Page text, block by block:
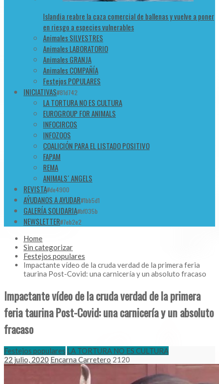
Islandia reabre la caza comercial de ballenas y vuelve a poner
en riesgo a especies vulnerables
Animales SILVESTRES
Animales LABORATORIO
Animales GRANJA
Animales COMPAÑÍA
Festejos POPULARES
INICIATIVAS#81d742
LA TORTURA NO ES CULTURA
EUROGROUP FOR ANIMALS
INFOCIRCOS
INFOZOOS
COALICIÓN PARA EL LISTADO POSITIVO
FAPAM
REMA
ANIMALS´ ANGELS
REVISTA#de4900
AÝUDANOS A AYUDAR#1bb5d1
GALERÍA SOLIDARIA#bf035b
NEWSLETTER#7eb2e2
Home
Sin categorizar
Festejos populares
Impactante vídeo de la cruda verdad de la primera feria
taurina Post-Covid: una carnicería y un absoluto fracaso
Impactante vídeo de la cruda verdad de la primera
feria taurina Post-Covid: una carnicería y un absoluto
fracaso
Festejos populares LA TORTURA NO ES CULTURA
22 julio, 2020 Encarna Carretero 2120